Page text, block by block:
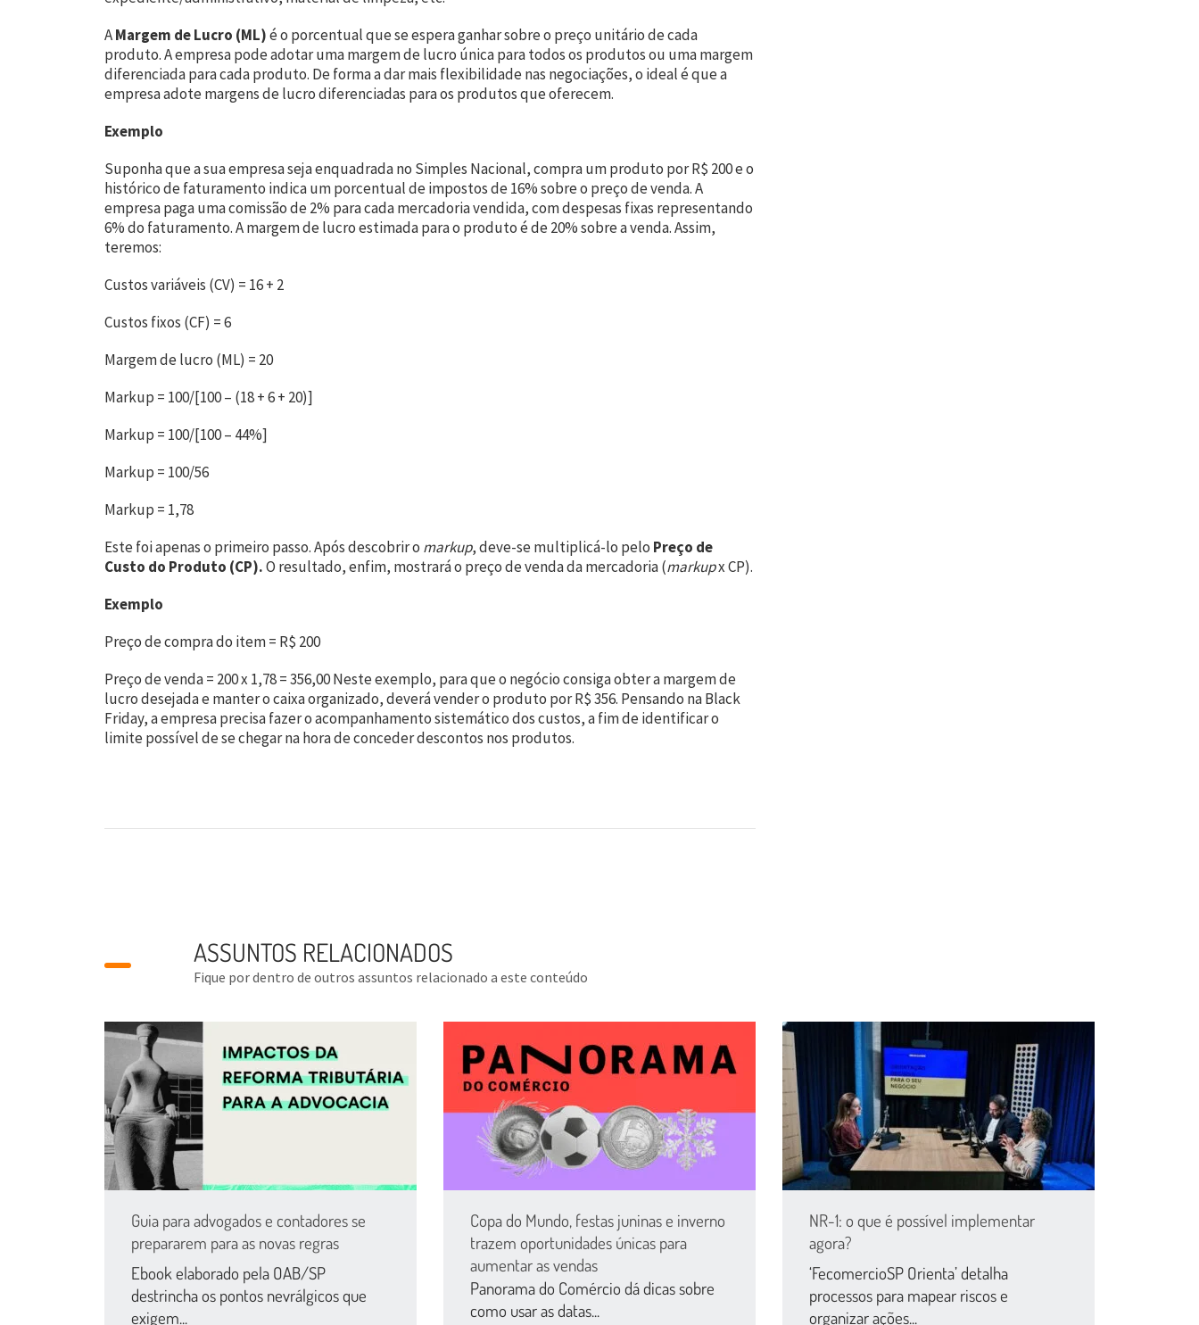
AMargem de Lucro (ML)é o porcentual que se espera ganhar sobre o preço unitário de cada
produto. A empresa pode adotar uma margem de lucro única para todos os produtos ou uma margem
diferenciada para cada produto. De forma a dar mais flexibilidade nas negociações, o ideal é que a
empresa adote margens de lucro diferenciadas para os produtos que oferecem.
Exemplo
Suponha que a sua empresa seja enquadrada no Simples Nacional, compra um produto por R$ 200 e o
histórico de faturamento indica um porcentual de impostos de 16% sobre o preço de venda. A
empresa paga uma comissão de 2% para cada mercadoria vendida, com despesas fixas representando
6% do faturamento. A margem de lucro estimada para o produto é de 20% sobre a venda. Assim,
teremos:
Custos variáveis (CV) = 16 + 2
Custos fixos (CF) = 6
Margem de lucro (ML) = 20
Markup = 100/[100 – (18 + 6 + 20)]
Markup = 100/[100 – 44%]
Markup = 100/56
Markup = 1,78
Este foi apenas o primeiro passo. Após descobrir o markup, deve-se multiplicá-lo pelo Preço de
Custo do Produto (CP).O resultado, enfim, mostrará o preço de venda da mercadoria (markupx CP).
Exemplo
Preço de compra do item = R$ 200
Preço de venda = 200 x 1,78 = 356,00 Neste exemplo, para que o negócio consiga obter a margem de
lucro desejada e manter o caixa organizado, deverá vender o produto por R$ 356. Pensando na Black
Friday, a empresa precisa fazer o acompanhamento sistemático dos custos, a fim de identificar o
limite possível de se chegar na hora de conceder descontos nos produtos.
ASSUNTOS RELACIONADOS
Fique por dentro de outros assuntos relacionado a este conteúdo
Guia para advogados e contadores se
prepararem para as novas regras
Ebook elaborado pela OAB/SP
destrincha os pontos nevrálgicos que
exigem...
Copa do Mundo, festas juninas e inverno
trazem oportunidades únicas para
aumentar as vendas
Panorama do Comércio dá dicas sobre
como usar as datas...
NR-1: o que é possível implementar
agora?
‘FecomercioSP Orienta’ detalha
processos para mapear riscos e
organizar ações...